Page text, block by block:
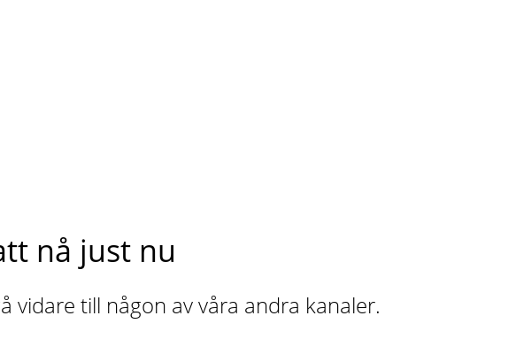
nå just nu
vidare till någon av våra andra kanaler.